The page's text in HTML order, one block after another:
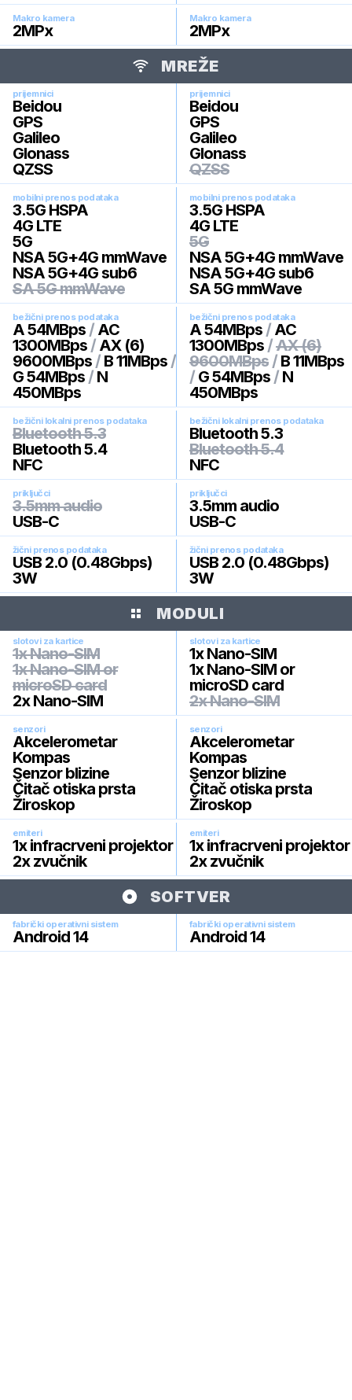
Makro kamera
2MPx
Makro kamera
2MPx
MREŽE
prijemnici
Beidou
GPS
Galileo
Glonass
QZSS
prijemnici
Beidou
GPS
Galileo
Glonass
QZSS
mobilni prenos podataka
3.5G HSPA
4G LTE
5G
NSA 5G+4G mmWave
NSA 5G+4G sub6
SA 5G mmWave
mobilni prenos podataka
3.5G HSPA
4G LTE
5G
NSA 5G+4G mmWave
NSA 5G+4G sub6
SA 5G mmWave
bežični prenos podataka
A 54MBps / AC
1300MBps / AX (6)
9600MBps / B 11MBps /
G 54MBps / N
450MBps
bežični prenos podataka
A 54MBps / AC
1300MBps /AX (6)
9600MBps / B 11MBps
/ G 54MBps / N
450MBps
bežični lokalni prenos podataka
Bluetooth 5.3
Bluetooth 5.4
NFC
bežični lokalni prenos podataka
Bluetooth 5.3
Bluetooth 5.4
NFC
priključci
3.5mm audio
USB-C
priključci
3.5mm audio
USB-C
žični prenos podataka
USB 2.0 (0.48Gbps)
3W
žični prenos podataka
USB 2.0 (0.48Gbps)
3W
MODULI
slotovi za kartice
1x Nano-SIM
1x Nano-SIM or
microSD card
2x Nano-SIM
slotovi za kartice
1x Nano-SIM
1x Nano-SIM or
microSD card
2x Nano-SIM
senzori
Akcelerometar
Kompas
Senzor blizine
Čitač otiska prsta
Žiroskop
senzori
Akcelerometar
Kompas
Senzor blizine
Čitač otiska prsta
Žiroskop
emiteri
1x infracrveni projektor
2x zvučnik
emiteri
1x infracrveni projektor
2x zvučnik
SOFTVER
fabrički operativni sistem
Android 14
fabrički operativni sistem
Android 14